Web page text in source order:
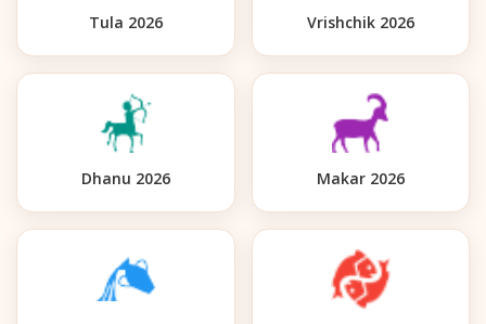
Tula 2026 Vrishchik 2026
Dhanu 2026 Makar 2026